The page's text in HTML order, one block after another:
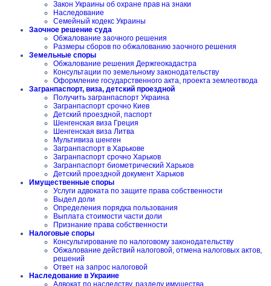
Закон Украины об охране прав на знаки
Наследование
Семейный кодекс Украины
Заочное решение суда
Обжалование заочного решения
Размеры сборов по обжалованию заочного решения
Земельные споры
Обжалование решения Держгеокадастра
Консультации по земельному законодательству
Оформление государственного акта, проекта землеотвода
Загранпаспорт, виза, детский проездной
Получить загранпаспорт Украина
Загранпаспорт срочно Киев
Детский проездной, паспорт
Шенгенская виза Греция
Шенгенская виза Литва
Мультивиза шенген
Загранпаспорт в Харькове
Загранпаспорт срочно Харьков
Загранпаспорт биометрический Харьков
Детский проездной документ Харьков
Имущественные споры
Услуги адвоката по защите права собственности
Выдел доли
Определения порядка пользования
Выплата стоимости части доли
Признание права собственности
Налоговые споры
Консультирование по налоговому законодательству
Обжалование действий налоговой, отмена налоговых актов,
решений
Ответ на запрос налоговой
Наследование в Украине